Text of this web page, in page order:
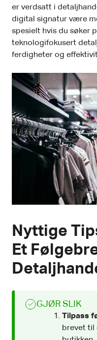
er verdsatt i
digital signatur være
spesielt hvis du søker
teknologifokusert
ferdigheter og
Nyttige
Et
GJØR SLIK
Tilpass
brevet til